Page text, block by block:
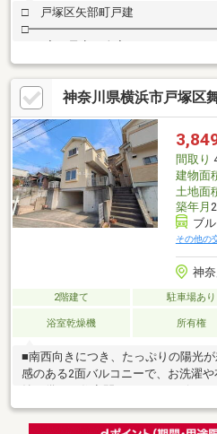
□ 戸塚区矢部町戸建
ーム完了予定・全室クロス、フロー
洗面化粧台、キッチン、トイレ交換
地につき陽当たり・通風良好◇断熱
シ有◇収納スペースとしてもお使い
エイトS・D 戸塚矢部町店」まで徒
ブン 戸塚矢部町北店」まで徒歩1分(
神奈川県横浜市戸塚区
間取り
建物面
土地面
築年月
ブ
その他の
神
2階建て 駐車場あり
浴室乾燥機 所有権
■南西向きにつき、たっぷりの陽光
感のある2面バルコニーで、お洗濯
【インテリア】家具や家電と【エク
める庭、この充実度で変わってきま